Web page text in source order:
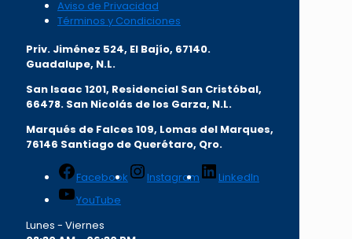
Aviso de Privacidad
Términos y Condiciones
Priv. Jiménez 524, El Bajío, 67140.
Guadalupe, N.L.
San Isaac 1201, Residencial San Cristóbal,
66478. San Nicolás de los Garza, N.L.
Marqués de Falces 109, Lomas del Marques,
76146 Santiago de Querétaro, Qro.
Facebook Instagram
LinkedIn
YouTube
Lunes - Viernes